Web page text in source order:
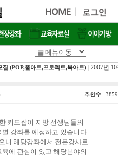
(POP,폼아트,프로젝트,북아트)
2007년
추천수 :
키드잡이 지방 선생님들의
강좌를 예정하고 있습니다.
니 해당강좌에서 전문강사로
에 관심이 있고 해당분야의